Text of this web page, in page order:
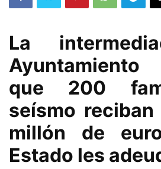
La
que 200
seísmo
millón de
Estado les